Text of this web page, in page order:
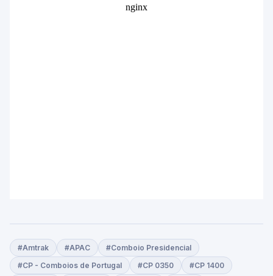
#Amtrak #APAC
#Comboio Presidencial
#CP - Comboios de Portugal
#CP 0350
#CP 1400